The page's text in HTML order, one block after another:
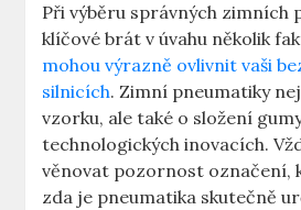
Při výběru správných zimních
klíčové brát v úvahu několik
mohou výrazně ovlivnit vaši
silnicích. Zimní pneumatiky
vzorku, ale také o složení
technologických inovacích.
věnovat pozornost označení,
zda je pneumatika skutečně